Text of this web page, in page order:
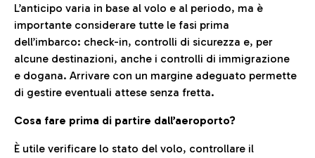
L’anticipo varia in base al volo e al periodo, ma è
importante considerare tutte le fasi prima
dell’imbarco: check-in, controlli di sicurezza e, per
alcune destinazioni, anche i controlli di immigrazione
e dogana. Arrivare con un margine adeguato permette
di gestire eventuali attese senza fretta.
Cosa fare prima di partire dall’aeroporto?
È utile verificare lo stato del volo, controllare il